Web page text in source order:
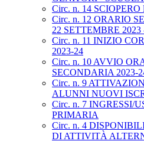
Circ. n. 14
Circ. n. 12 ORARIO
22 SETTEMBRE
Circ. n. 11 INIZIO
2023-24
Circ. n. 10 AVVIO
SECONDARIA 2023-
Circ. n. 9
ALUNNI NUOVI
Circ. n. 7 INGRESSI/
PRIMARIA
Circ. n. 4
DI ATTIVITÀ